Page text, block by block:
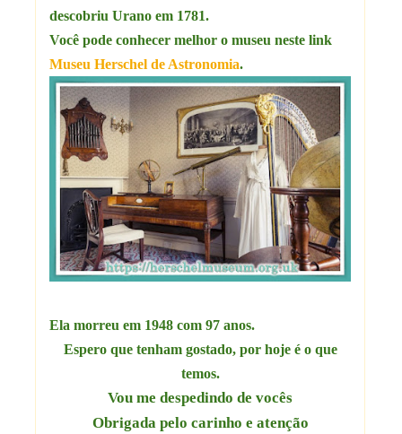
descobriu Urano em 1781.
Você pode conhecer melhor o museu neste link
Museu Herschel de Astronomia.
Ela morreu em 1948 com 97 anos.
Espero que tenham gostado, por hoje é o que
temos.
Vou me despedindo de vocês
Obrigada pelo carinho e atenção